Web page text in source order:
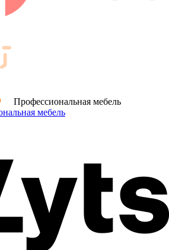
Профессиональная мебель
мебель